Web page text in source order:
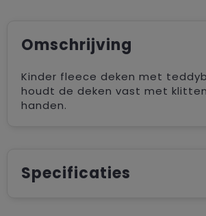
Omschrijving
Kinder fleece deken met
houdt de deken vast met
handen.
Specificaties